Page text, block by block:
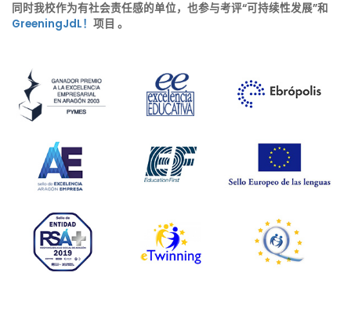
同时我校作为有社会责任感的单位，也参与考评“可持续性发展”和
GreeningJdL！ 项目 。